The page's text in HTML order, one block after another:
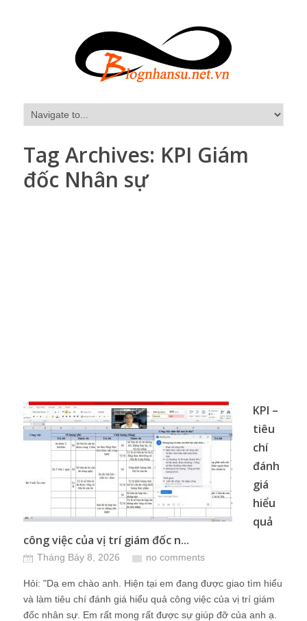
Tag Archives: KPI Giám
đốc Nhân sự
KPI –
tiêu
chí
đánh
giá
hiểu
quả
công việc của vị trí giám đốc n...
Tháng Bảy 8, 2026 no comments
Hỏi: "Dạ em chào anh. Hiện tại em đang được giao tìm hiểu
và làm tiêu chí đánh giá hiểu quả công việc của vị trí giám
đốc nhân sự. Em rất mong rất được sự giúp đỡ của anh ạ.